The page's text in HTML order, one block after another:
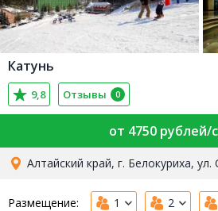
Катунь
9,8 Отзывы 0
от 4750 рублей/
Алтайский край, г. Белокуриха, ул.
Размещение: 1 2